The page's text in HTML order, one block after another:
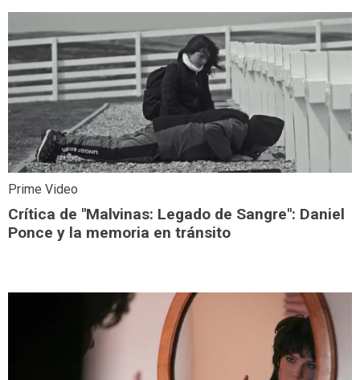
Prime Video
Crítica de "Malvinas: Legado de Sangre": Daniel
Ponce y la memoria en tránsito